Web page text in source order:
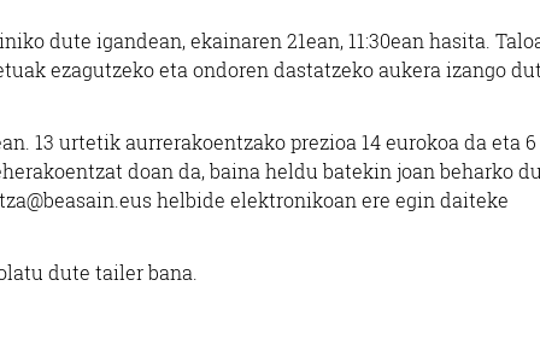
dute igandean, ekainaren 21ean, 11:30ean hasita.
ezagutzeko eta ondoren dastatzeko aukera izango
13 urtetik aurrerakoentzako prezioa 14 eurokoa da eta 6
doan da, baina heldu batekin joan beharko
helbide elektronikoan ere egin daiteke
dute tailer bana.